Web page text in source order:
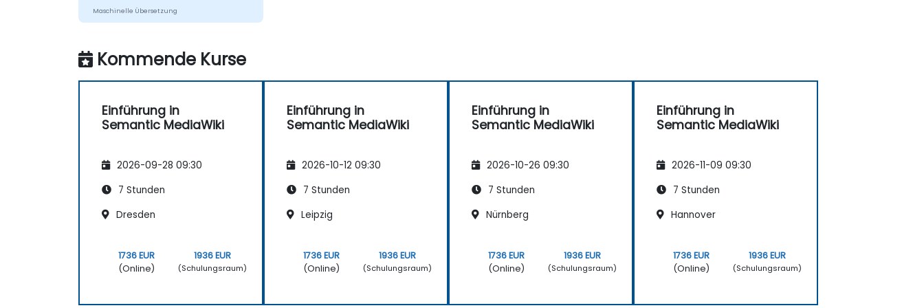
Maschinelle Übersetzung
Kommende Kurse
Einführung in
Semantic MediaWiki
2026-09-28 09:30
7 Stunden
Dresden
1736 EUR
(Online)
1936 EUR
(Schulungsraum)
Einführung in
Semantic MediaWiki
2026-10-12 09:30
7 Stunden
Leipzig
1736 EUR
(Online)
1936 EUR
(Schulungsraum)
Einführung in
Semantic MediaWiki
2026-10-26 09:30
7 Stunden
Nürnberg
1736 EUR
(Online)
1936 EUR
(Schulungsraum)
Einführung in
Semantic MediaWiki
2026-11-09 09:30
7 Stunden
Hannover
1736 EUR
(Online)
1936 EUR
(Schulungsraum)